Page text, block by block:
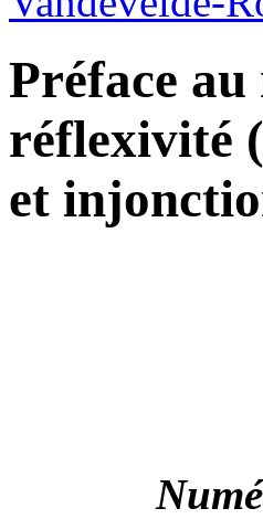
Préface
réflexivité
et